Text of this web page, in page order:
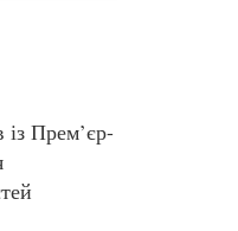
Прем’єр-